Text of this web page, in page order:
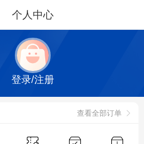
个人中心
登录/注册
查看全部订单